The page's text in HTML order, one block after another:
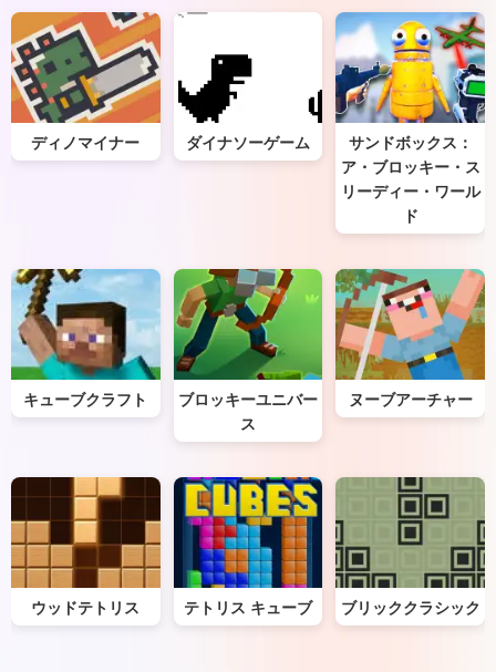
ディノマイナー ダイナソーゲーム
サンドボックス：
ア・ブロッキー・ス
リーディー・ワール
ド
キューブクラフト
ブロッキーユニバー
ス
ヌーブアーチャー
ウッドテトリス テトリス キューブ ブリッククラシック